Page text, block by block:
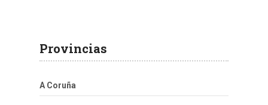
Provincias
A Coruña